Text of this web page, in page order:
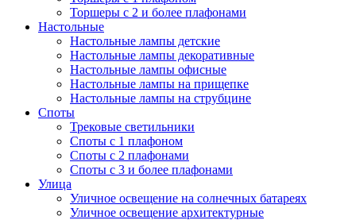
Торшеры с 2 и более плафонами
Настольные
Настольные лампы детские
Настольные лампы декоративные
Настольные лампы офисные
Настольные лампы на прищепке
Настольные лампы на струбцине
Споты
Трековые светильники
Споты с 1 плафоном
Споты с 2 плафонами
Споты с 3 и более плафонами
Улица
Уличное освещение на солнечных батареях
Уличное освещение архитектурные